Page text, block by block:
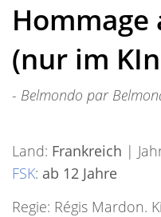
Hommage
(nur im
- Belmondo par
Land: Frankreich |
FSK: ab 12 Jahre
Regie: Régis Mardon.